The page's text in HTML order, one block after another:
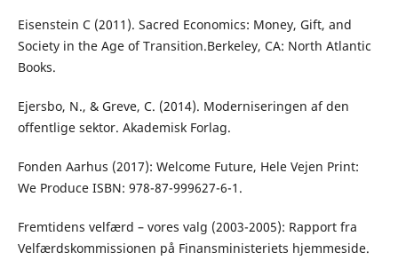
Eisenstein C (2011). Sacred Economics: Money, Gift, and
Society in the Age of Transition.Berkeley, CA: North Atlantic
Books.
Ejersbo, N., & Greve, C. (2014). Moderniseringen af den
offentlige sektor. Akademisk Forlag.
Fonden Aarhus (2017): Welcome Future, Hele Vejen Print:
We Produce ISBN: 978-87-999627-6-1.
Fremtidens velfærd – vores valg (2003-2005): Rapport fra
Velfærdskommissionen på Finansministeriets hjemmeside.